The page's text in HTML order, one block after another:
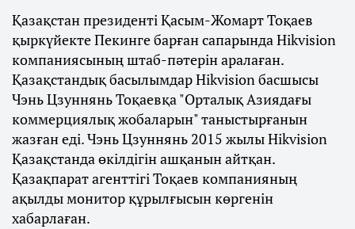
Қазақстан президенті Қасым-Жомарт Тоқаев
қыркүйекте Пекинге барған сапарында Hikvision
компаниясының штаб-пәтерін аралаған.
Қазақстандық басылымдар Hikvision басшысы
Чэнь Цзуннянь Тоқаевқа "Орталық Азиядағы
коммерциялық жобаларын" таныстырғанын
жазған еді. Чэнь Цзуннянь 2015 жылы Hikvision
Қазақстанда өкілдігін ашқанын айтқан.
Қазақпарат агенттігі Тоқаев компанияның
ақылды монитор құрылғысын көргенін
хабарлаған.